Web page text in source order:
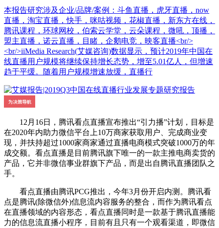
本报告研究涉及企业/品牌/案例：斗鱼直播，虎牙直播，now
直播，淘宝直播，快手，咪咕视频，花椒直播，新东方在线，
腾讯课程，环球网校，伯索云学堂，云朵课程，微吼，顶播，
盟主直播，诺云直播，目睹，企鹅电竞，映客直播<br/>
<br/>iiMedia Research(艾媒咨询)数据显示，预计2019年中国在
线直播用户规模将继续保持增长态势，增至5.01亿人，但增速
趋于平缓。随着用户规模增速放缓，直播行
12月16日，腾讯看点直播宣布推出“引力播”计划，目标是
在2020年内助力微信平台上10万商家获取用户、完成商业变
现，并扶持超过1000家商家通过直播电商模式突破1000万的年
成交额。看点直播是目前腾讯旗下唯一的一款主推电商卖货的
产品，它并非微信事业群旗下产品，而是出自腾讯直播团队之
手。
看点直播由腾讯PCG推出，今年3月份开启内测。腾讯看
点是腾讯(除微信外)信息流内容服务的整合，而作为腾讯看点
在直播领域的内容形态，看点直播同时是一款基于腾讯直播能
力的信息流直播小程序，目前有且只有一个观看渠道，即微信